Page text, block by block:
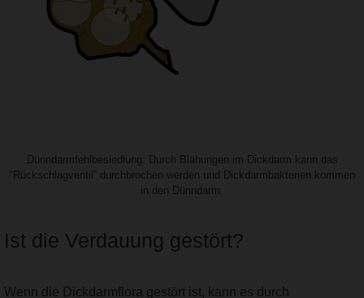
Dünndarmfehlbesiedlung: Durch Blähungen im Dickdarm kann das
“Rückschlagventil” durchbrochen werden und Dickdarmbakterien kommen
in den Dünndarm.
Ist die Verdauung gestört?
Wenn die Dickdarmflora gestört ist, kann es durch